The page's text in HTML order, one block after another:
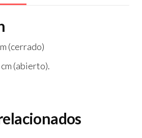
(cerrado)
(abierto).